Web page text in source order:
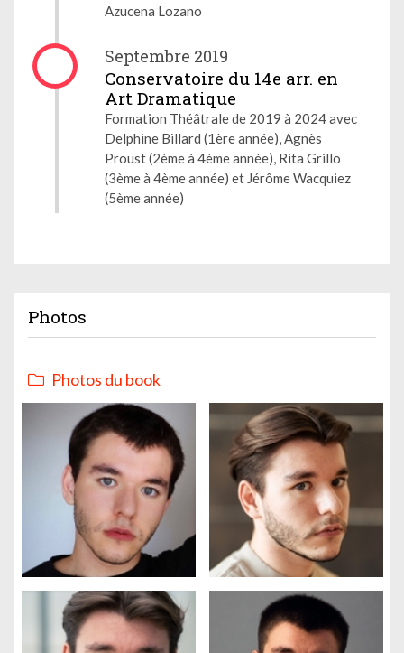
Azucena Lozano
Septembre 2019
Conservatoire du 14e arr. en
Art Dramatique
Formation Théâtrale de 2019 à 2024 avec
Delphine Billard (1ère année), Agnès
Proust (2ème à 4ème année), Rita Grillo
(3ème à 4ème année) et Jérôme Wacquiez
(5ème année)
Photos
Photos du book